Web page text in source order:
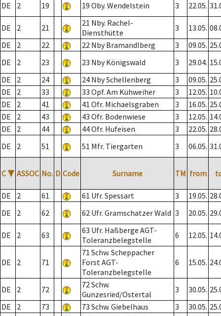
DE
2 19 19 Oby. Wendelstein 3 22.05.
DE 2 21
21 Nby. Rachel-
Diensthütte
3 13.05.
DE
2 22 22 Nby Bramandlberg 3 09.05.
DE
2 23 23 Nby Königswald 3 29.04.
DE
2 24 24 Nby Schellenberg 3 09.05.
DE
2 33 33 Opf. Am Kühweiher 3 12.05.
DE
2 41 41 Ofr. Michaelsgraben 3 16.05.
DE
2 43 43 Ofr. Bodenwiese 3 12.05.
DE
2 44 44 Ofr. Hufeisen 3 22.05.
DE
2 51 51 Mfr. Tiergarten 3 06.05.
C ▼ ASSOC No. D Code Surname TM from
DE 2 61 61 Ufr. Spessart 3 19.05.
DE
2 62 62 Ufr. Gramschatzer Wald 3 20.05.
DE 2 63
63 Ufr. Haßberge AGT-
Toleranzbelegstelle
6 12.05.
DE 2 71
71 Schw. Scheppacher
Forst AGT-
Toleranzbelegstelle
6 15.05.
DE 2 72
72 Schw.
Gunzesried/Ostertal
3 30.05.
DE
2 73 73 Schw. Giebelhaus 3 30.05.